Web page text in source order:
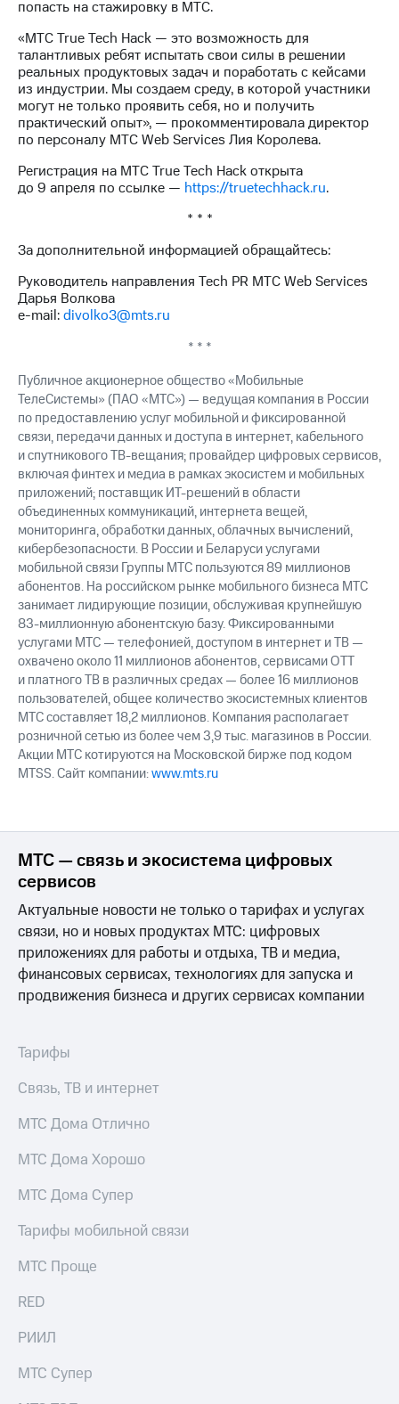
капитал
Контроль
и
аудит
Рынок
акций
Описание
Программа
приобретения
Порядок
Рынок
Описание
Еврооблигации-2023
именных
облигаций
Другое
Регистратор
Реквизиты
Контакты
развитие
деловая этика
На главную
попасть на стажировку в МТС.
«МТС True Tech Hack — это возможность для
талантливых ребят испытать свои силы в решении
реальных продуктовых задач и поработать с кейсами
из индустрии. Мы создаем среду, в которой участники
могут не только проявить себя, но и получить
практический опыт», — прокомментировала директор
по персоналу МТС Web Services Лия Королева.
Регистрация на МТС True Tech Hack открыта
до 9 апреля по ссылке — https://truetechhack.ru.
* * *
За дополнительной информацией обращайтесь:
Руководитель направления Tech PR МТС Web Services
Дарья Волкова
e-mail:divolko3@mts.ru
* * *
Публичное акционерное общество «Мобильные
ТелеСистемы» (ПАО «МТС») — ведущая компания в России
по предоставлению услуг мобильной и фиксированной
связи, передачи данных и доступа в интернет, кабельного
и спутникового ТВ-вещания; провайдер цифровых сервисов,
включая финтех и медиа в рамках экосистем и мобильных
приложений; поставщик ИТ-решений в области
объединенных коммуникаций, интернета вещей,
мониторинга, обработки данных, облачных вычислений,
кибербезопасности. В России и Беларуси услугами
мобильной связи Группы МТС пользуются 89 миллионов
абонентов. На российском рынке мобильного бизнеса МТС
занимает лидирующие позиции, обслуживая крупнейшую
83-миллионную абонентскую базу. Фиксированными
услугами МТС — телефонией, доступом в интернет и ТВ —
охвачено около 11 миллионов абонентов, сервисами OTT
и платного ТВ в различных средах — более 16 миллионов
пользователей, общее количество экосистемных клиентов
МТС составляет 18,2 миллионов. Компания располагает
розничной сетью из более чем 3,9 тыс. магазинов в России.
Акции МТС котируются на Московской бирже под кодом
MTSS. Сайт компании:www.mts.ru
МТС — связь и экосистема цифровых
сервисов
Актуальные новости не только о тарифах и услугах
связи, но и новых продуктах МТС: цифровых
приложениях для работы и отдыха, ТВ и медиа,
финансовых сервисах, технологиях для запуска и
продвижения бизнеса и других сервисах компании
Тарифы
Связь, ТВ и интернет
МТС Дома Отлично
МТС Дома Хорошо
МТС Дома Супер
Тарифы мобильной связи
МТС Проще
RED
РИИЛ
МТС Супер